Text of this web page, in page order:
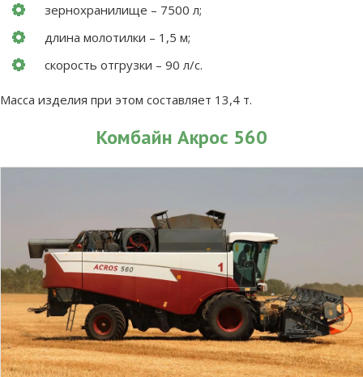
зернохранилище – 7500 л;
длина молотилки – 1,5 м;
скорость отгрузки – 90 л/с.
Масса изделия при этом составляет 13,4 т.
Комбайн Акрос 560